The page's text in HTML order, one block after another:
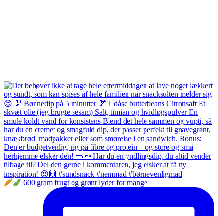
600 gram frugt og grønt lyder for mange